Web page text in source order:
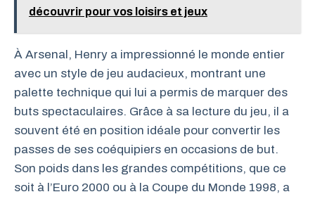
découvrir pour vos loisirs et jeux
À Arsenal, Henry a impressionné le monde entier
avec un style de jeu audacieux, montrant une
palette technique qui lui a permis de marquer des
buts spectaculaires. Grâce à sa lecture du jeu, il a
souvent été en position idéale pour convertir les
passes de ses coéquipiers en occasions de but.
Son poids dans les grandes compétitions, que ce
soit à l’Euro 2000 ou à la Coupe du Monde 1998, a